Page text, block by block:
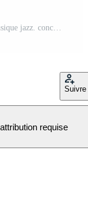
illustration vectorielle plane du festival de musique jazz. concert rétro nocturne dans le parc. spectacle vivant en plein air. les gens s'amusent à la jam session. soirée rock'n'roll. personnages de dessins animés musiciens et spectateurs Vecteur Pro
Suivre
requise